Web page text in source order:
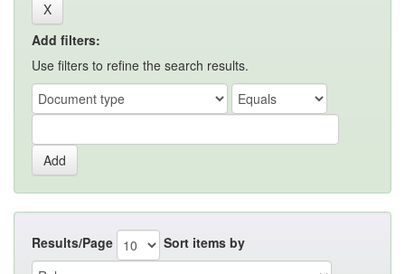
Add filters:
Use filters to refine the search results.
Results/Page Sort items by